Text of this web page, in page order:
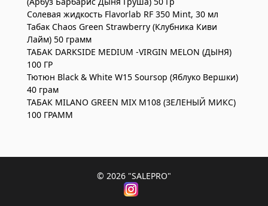
Солевая жидкость Flavorlab RF 350 Mint, 30 мл
Табак Chaos Green Strawberry (Клубника Киви
Лайм) 50 грамм
ТАБАК DARKSIDE MEDIUM -VIRGIN MELON (ДЫНЯ)
100 ГР
Тютюн Black & White W15 Soursop (Яблуко Вершки)
40 грам
ТАБАК MILANO GREEN MIX M108 (ЗЕЛЕНЫЙ МИКС)
100 ГРАММ
© 2026 "SALEPRO"